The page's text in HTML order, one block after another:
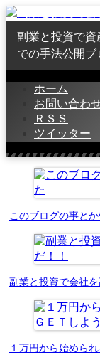
副業と投資で資
での手法公開ブ
ホーム
お問い合わ
ＲＳＳ
ツイッター
このブログの事と
副業と投資で会社
１万円から始めら